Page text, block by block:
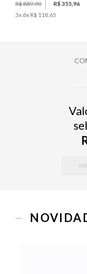
R$ 889,90
R$ 355,96
3x de R$ 118,65